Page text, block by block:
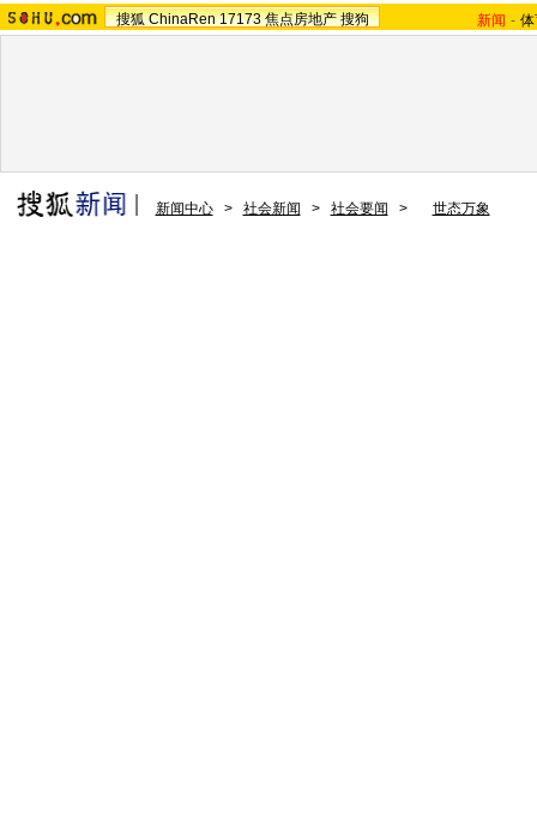
搜狐 ChinaRen 17173 焦点房地产 搜狗 新闻 -
新闻中心 > 社会新闻 > 社会要闻 > 世态万象